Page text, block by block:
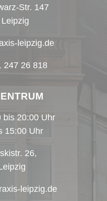
Str. 147
leipzig.de
247 26 818
bis 20:00 Uhr
15:00 Uhr
26,
leipzig.de